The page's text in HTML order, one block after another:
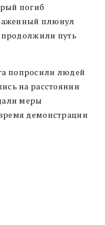
погиб
плюнул
продолжили путь
попросили людей
на расстоянии
меры
демонстрации